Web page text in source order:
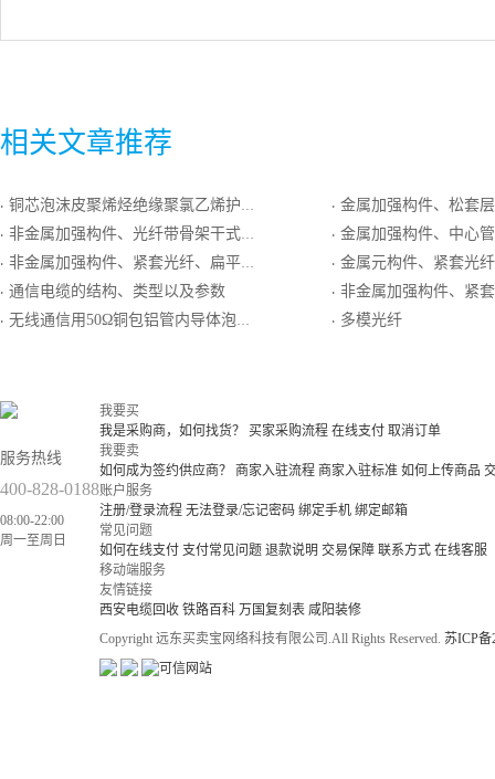
相关文章推荐
· 铜芯泡沫皮聚烯烃绝缘聚氯乙烯护套非屏蔽型局用对称电缆
· 非金属加强构件、光纤带骨架干式、阻燃聚烯烃护套通信用室外光缆
· 非金属加强构件、紧套光纤、扁平形、聚氯乙烯护套房屋布线用室内光缆
· 通信电缆的结构、类型以及参数
· 无线通信用50Ω铜包铝管内导体泡沫聚乙烯绝缘环形皱纹铝管外导体聚乙烯护套同轴射频电缆
· 金属加强构件、松套层绞（半）干式、钢－聚乙
· 金属加强构件、中心管干式、聚乙
· 金属元构件、紧套光纤、低烟无
· 非金属加强构件、紧套光纤、聚乙烯护套
· 多模光纤
服务热线
400-828-0188
08:00-22:00
周一至周日
我要买
我是采购商，如何找货？
买家采购流程 在线支付 取消订单
我要卖
如何成为签约供应商？
商家入驻流程 商家入驻标准 如何上传商品
账户服务
注册/登录流程 无法登录/忘记密码 绑定手机 绑定邮箱
常见问题
如何在线支付 支付常见问题 退款说明 交易保障 联系方式 在线客服
移动端服务
友情链接
西安电缆回收 铁路百科 万国复刻表 咸阳装修
Copyright 远东买卖宝网络科技有限公司.All Rights Reserved. 苏ICP备